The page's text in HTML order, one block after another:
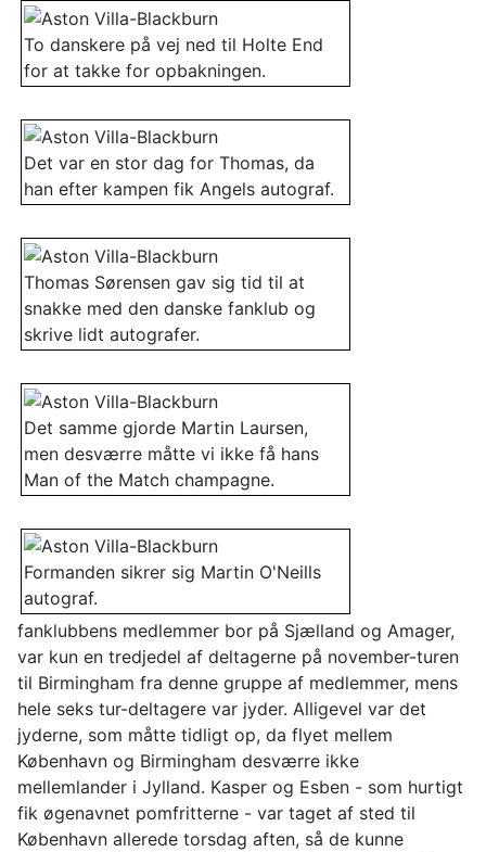
To danskere på vej ned til Holte End
for at takke for opbakningen.
Det var en stor dag for Thomas, da
han efter kampen fik Angels autograf.
Thomas Sørensen gav sig tid til at
snakke med den danske fanklub og
skrive lidt autografer.
Det samme gjorde Martin Laursen,
men desværre måtte vi ikke få hans
Man of the Match champagne.
Formanden sikrer sig Martin O'Neills
autograf.
fanklubbens medlemmer bor på Sjælland og Amager,
var kun en tredjedel af deltagerne på november-turen
til Birmingham fra denne gruppe af medlemmer, mens
hele seks tur-deltagere var jyder. Alligevel var det
jyderne, som måtte tidligt op, da flyet mellem
København og Birmingham desværre ikke
mellemlander i Jylland. Kasper og Esben - som hurtigt
fik øgenavnet pomfritterne - var taget af sted til
København allerede torsdag aften, så de kunne